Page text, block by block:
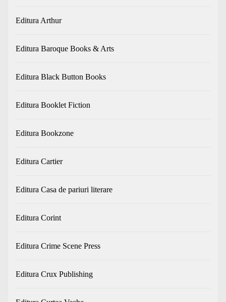
Editura Arthur
Editura Baroque Books & Arts
Editura Black Button Books
Editura Booklet Fiction
Editura Bookzone
Editura Cartier
Editura Casa de pariuri literare
Editura Corint
Editura Crime Scene Press
Editura Crux Publishing